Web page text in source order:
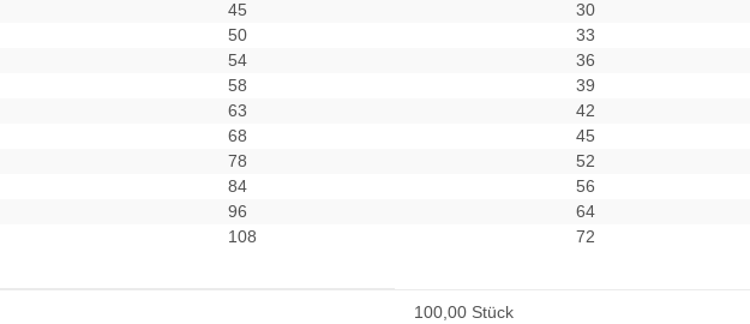
45 30
50 33
54 36
58 39
63 42
68 45
78 52
84 56
96 64
108 72
100,00 Stück